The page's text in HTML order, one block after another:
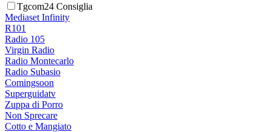
Tgcom24 Consiglia
Mediaset Infinity
R101
Radio 105
Virgin Radio
Radio Montecarlo
Radio Subasio
Comingsoon
Superguidatv
Zuppa di Porro
Non Sprecare
Cotto e Mangiato